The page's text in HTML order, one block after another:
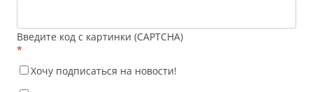
Введите код с картинки (CAPTCHA)
*
Хочу подписаться на новости!